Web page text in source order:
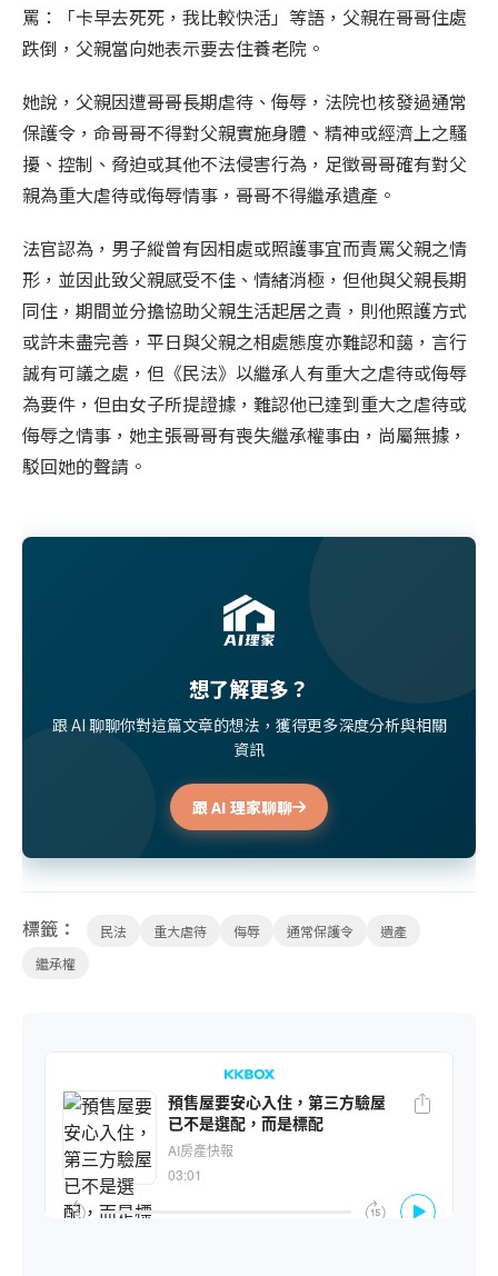
罵：「卡早去死死，我比較快活」等語，父親在哥哥住處
跌倒，父親當向她表示要去住養老院。
她說，父親因遭哥哥長期虐待、侮辱，法院也核發過通常
保護令，命哥哥不得對父親實施身體、精神或經濟上之騷
擾、控制、脅迫或其他不法侵害行為，足徵哥哥確有對父
親為重大虐待或侮辱情事，哥哥不得繼承遺產。
法官認為，男子縱曾有因相處或照護事宜而責罵父親之情
形，並因此致父親感受不佳、情緒消極，但他與父親長期
同住，期間並分擔協助父親生活起居之責，則他照護方式
或許未盡完善，平日與父親之相處態度亦難認和藹，言行
誠有可議之處，但《民法》以繼承人有重大之虐待或侮辱
為要件，但由女子所提證據，難認他已達到重大之虐待或
侮辱之情事，她主張哥哥有喪失繼承權事由，尚屬無據，
駁回她的聲請。
想了解更多？
跟 AI 聊聊你對這篇文章的想法，獲得更多深度分析與相關
資訊
跟 AI 理家聊聊
標籤： 民法 重大虐待 侮辱 通常保護令
遺產
繼承權